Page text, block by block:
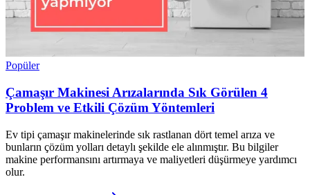
Popüler
Çamaşır Makinesi Arızalarında Sık Görülen 4
Problem ve Etkili Çözüm Yöntemleri
Ev tipi çamaşır makinelerinde sık rastlanan dört temel arıza ve
bunların çözüm yolları detaylı şekilde ele alınmıştır. Bu bilgiler
makine performansını artırmaya ve maliyetleri düşürmeye yardımcı
olur.